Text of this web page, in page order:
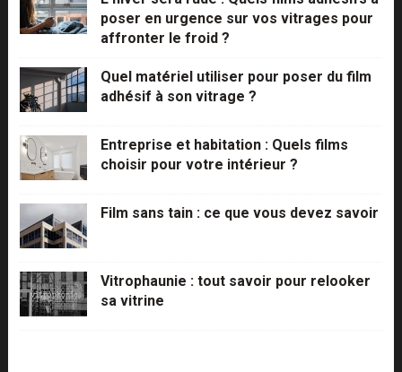
poser en urgence sur vos vitrages pour
affronter le froid ?
Quel matériel utiliser pour poser du film
adhésif à son vitrage ?
Entreprise et habitation : Quels films
choisir pour votre intérieur ?
Film sans tain : ce que vous devez savoir
Vitrophaunie : tout savoir pour relooker
sa vitrine